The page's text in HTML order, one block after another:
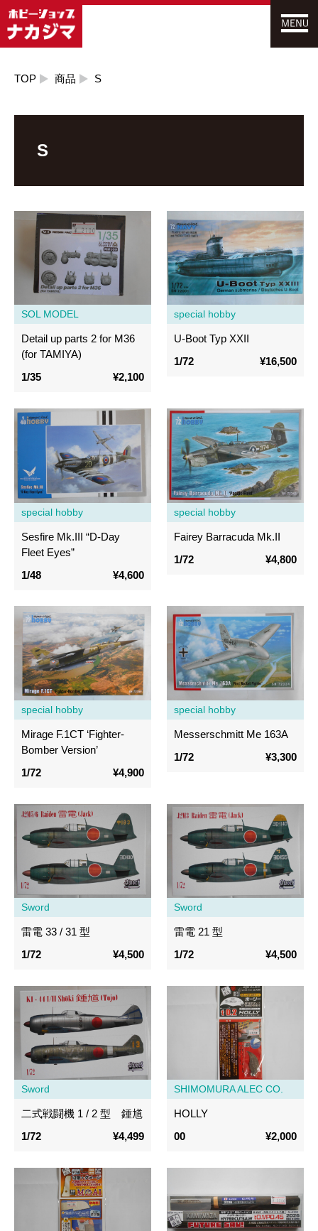
TOP 商品 S
S
SOL MODEL
Detail up parts 2 for M36
(for TAMIYA)
1/35
¥2,100
special hobby
U-Boot Typ XXII
1/72
¥16,500
special hobby
Sesfire Mk.III “D-Day
Fleet Eyes”
1/48
¥4,600
special hobby
Fairey Barracuda Mk.II
1/72
¥4,800
special hobby
Mirage F.1CT ‘Fighter-
Bomber Version’
1/72
¥4,900
special hobby
Messerschmitt Me 163A
1/72
¥3,300
Sword
雷電 33 / 31 型
1/72
¥4,500
Sword
雷電 21 型
1/72
¥4,500
Sword
二式戦闘機 1 / 2 型 鍾馗
1/72
¥4,499
SHIMOMURA ALEC CO.
HOLLY
00
¥2,000